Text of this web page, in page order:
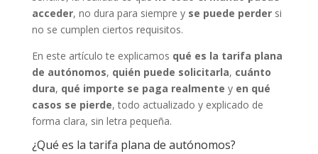
acceder, no dura para siempre y se puede perdersi
no se cumplen ciertos requisitos.
En este artículo te explicamos qué es la tarifa plana
de autónomos, quién puede solicitarla, cuánto
dura, qué importe se paga realmente y en qué
casos se pierde, todo actualizado y explicado de
forma clara, sin letra pequeña.
¿Qué es la tarifa plana de autónomos?